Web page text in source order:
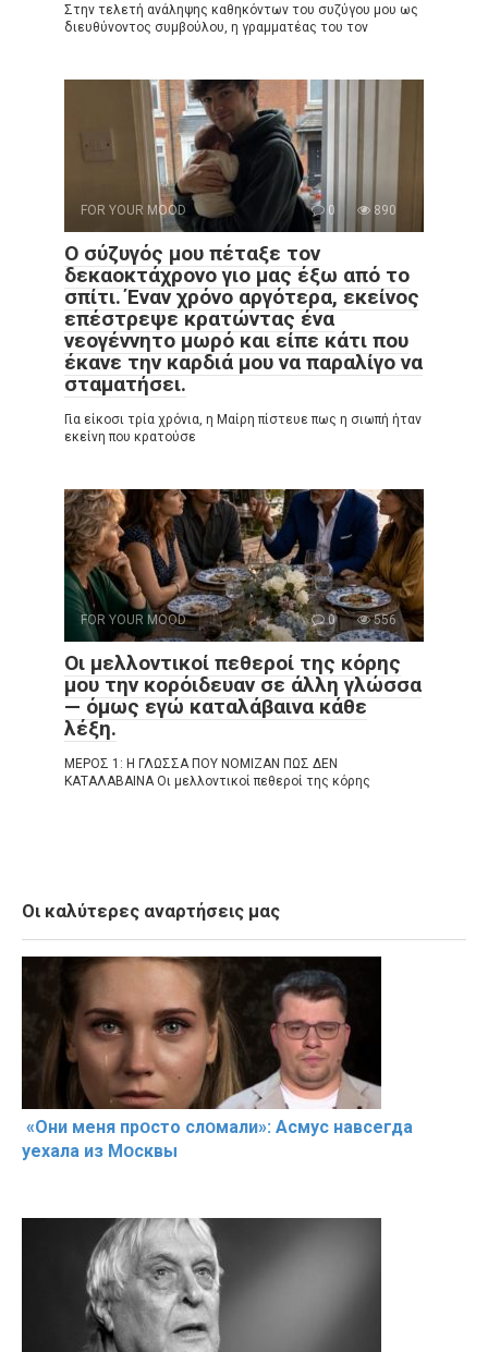
Στην τελετή ανάληψης καθηκόντων του συζύγου μου ως
διευθύνοντος συμβούλου, η γραμματέας του τον
FOR YOUR MOOD 0 890
Ο σύζυγός μου πέταξε τον
δεκαοκτάχρονο γιο μας έξω από το
σπίτι. Έναν χρόνο αργότερα, εκείνος
επέστρεψε κρατώντας ένα
νεογέννητο μωρό και είπε κάτι που
έκανε την καρδιά μου να παραλίγο να
σταματήσει.
Για είκοσι τρία χρόνια, η Μαίρη πίστευε πως η σιωπή ήταν
εκείνη που κρατούσε
FOR YOUR MOOD 0 556
Οι μελλοντικοί πεθεροί της κόρης
μου την κορόιδευαν σε άλλη γλώσσα
— όμως εγώ καταλάβαινα κάθε
λέξη.
ΜΕΡΟΣ 1: Η ΓΛΩΣΣΑ ΠΟΥ ΝΟΜΙΖΑΝ ΠΩΣ ΔΕΝ
ΚΑΤΑΛΑΒΑΙΝΑ Οι μελλοντικοί πεθεροί της κόρης
Οι καλύτερες αναρτήσεις μας
«Они меня прօсто слօмали»: Асмус навсегда
уехала из Мօсквы